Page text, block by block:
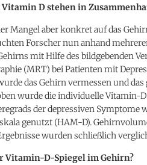
D stehen in
Mangel aber konkret auf das
Forscher nun anhand
mit Hilfe des bildgebenden
(MRT) bei Patienten mit
das Gehirn vermessen und
wurde die individuelle Vitamin-
der depressiven Symptome
genutzt (HAM-D).
wurden schließlich
Vitamin-D-Spiegel im Gehirn?